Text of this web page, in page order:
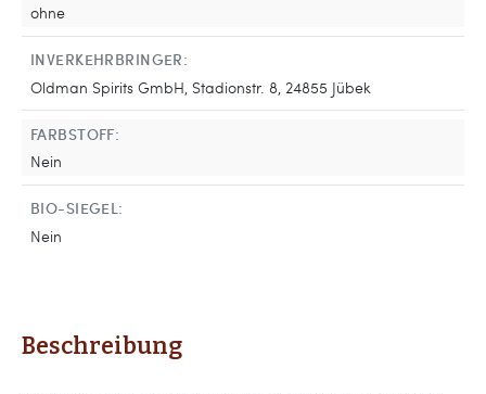
ohne
INVERKEHRBRINGER:
Oldman Spirits GmbH, Stadionstr. 8, 24855 Jübek
FARBSTOFF:
Nein
BIO-SIEGEL:
Nein
Beschreibung